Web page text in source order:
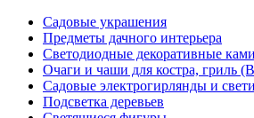
Садовые украшения
Предметы дачного интерьера
Светодиодные декоративные
Очаги и чаши для костра, гриль
Садовые электрогирлянды и
Подсветка деревьев